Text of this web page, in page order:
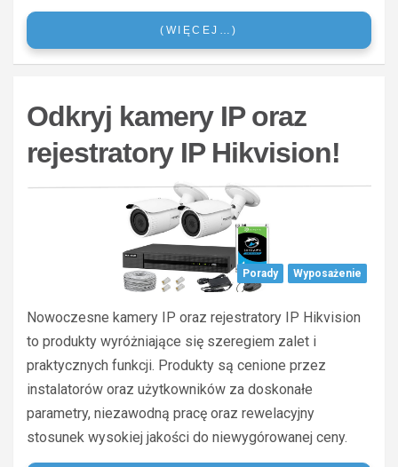
(WIĘCEJ…)
Odkryj kamery IP oraz
rejestratory IP Hikvision!
Porady Wyposażenie
Nowoczesne kamery IP oraz rejestratory IP Hikvision
to produkty wyróżniające się szeregiem zalet i
praktycznych funkcji. Produkty są cenione przez
instalatorów oraz użytkowników za doskonałe
parametry, niezawodną pracę oraz rewelacyjny
stosunek wysokiej jakości do niewygórowanej ceny.